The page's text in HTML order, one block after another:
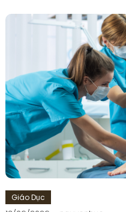
Giáo Dục